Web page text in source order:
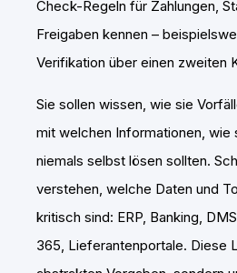
Check-Regeln für Zahlungen,
Freigaben kennen –
Verifikation über einen zweiten
Sie sollen wissen, wie sie
mit welchen Informationen, wie
niemals selbst lösen sollten.
verstehen, welche Daten und
kritisch sind: ERP, Banking,
365, Lieferantenportale. Diese